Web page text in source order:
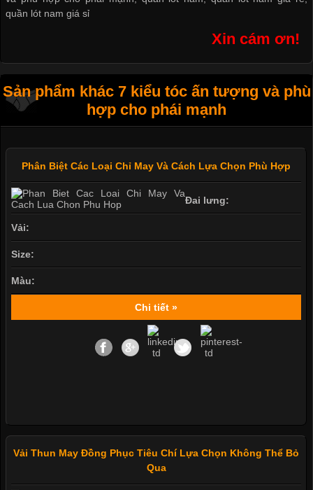
quần lót nam giá sỉ
Xin cám ơn!
Sản phẩm khác 7 kiểu tóc ấn tượng và phù
hợp cho phái mạnh
Phân Biệt Các Loại Chỉ May Và Cách Lựa Chọn Phù Hợp
Đai lưng:
Vải:
Size:
Màu:
Chi tiết »
Vải Thun May Đồng Phục Tiêu Chí Lựa Chọn Không Thể Bỏ
Qua